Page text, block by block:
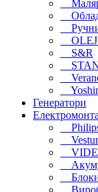
S&R
Генератори